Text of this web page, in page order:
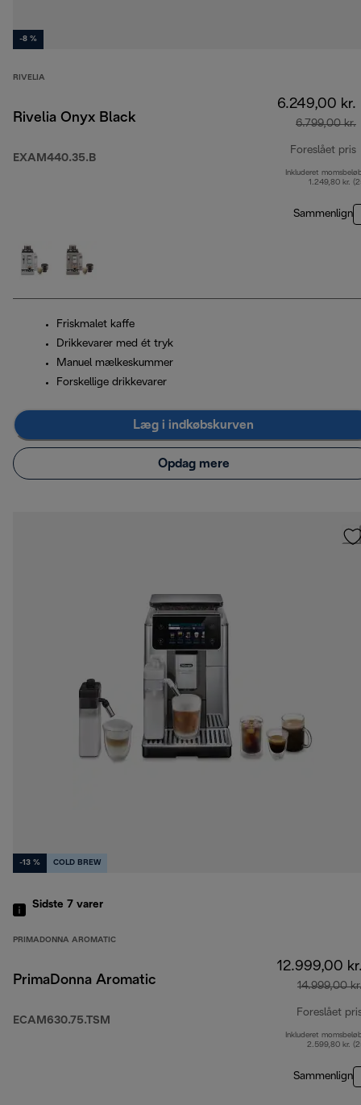
-8 %
RIVELIA
Rivelia Onyx Black
EXAM440.35.B
6.249,00 kr.
6.799,00 kr.
Foreslået pris
Inkluderet
1.249,80 kr.
Sammenlign
Friskmalet kaffe
Drikkevarer med ét tryk
Manuel mælkeskummer
Forskellige drikkevarer
Læg i indkøbskurven
Opdag mere
-13 % COLD BREW
Sidste 7 varer
PRIMADONNA AROMATIC
PrimaDonna Aromatic
ECAM630.75.TSM
12.999,00
14.999,00
Foreslået
Inkluderet
2.599,80 kr.
Sammenlign